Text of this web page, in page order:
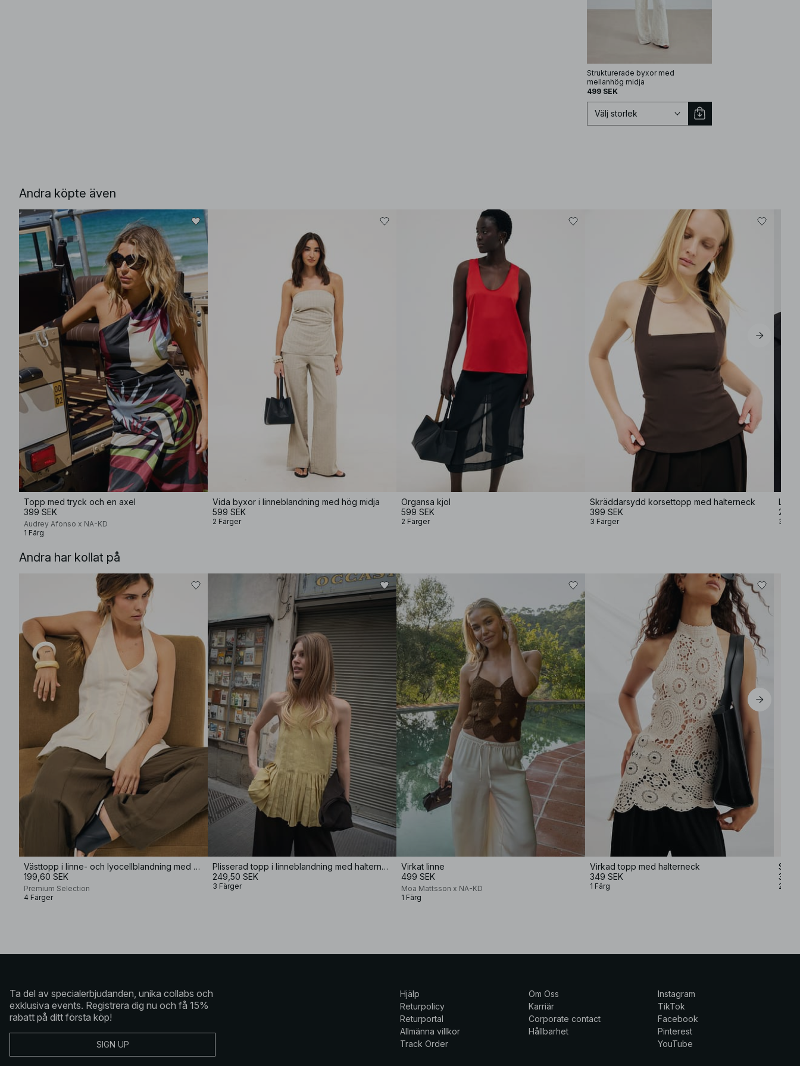
Strukturerade byxor med
mellanhög midja
499 SEK
XL
Välj storlek
Andra köpte även
Topp med tryck och en axel
399 SEK
Audrey Afonso x NA-KD
1 Färg
Vida byxor i linneblandning med hög midja
599 SEK
2 Färger
Organsa kjol
599 SEK
2 Färger
Skräddarsydd korsettopp med halterneck
399 SEK
3 Färger
299
3
Andra har kollat på
Västtopp i linne- och lyocellblandning med halterneck
199,60 SEK
Premium Selection
4 Färger
Plisserad topp i linneblandning med halterneck
249,50 SEK
3 Färger
Virkat linne
499 SEK
Moa Mattsson x NA-KD
1 Färg
Virkad topp med halterneck
349 SEK
1 Färg
399
2
Ta del av specialerbjudanden, unika collabs och
exklusiva events. Registrera dig nu och få 15%
rabatt på ditt första köp!
SIGN UP
Hjälp
Returpolicy
Returportal
Allmänna villkor
Track Order
Om Oss
Karriär
Corporate contact
Hållbarhet
Instagram
TikTok
Facebook
Pinterest
YouTube